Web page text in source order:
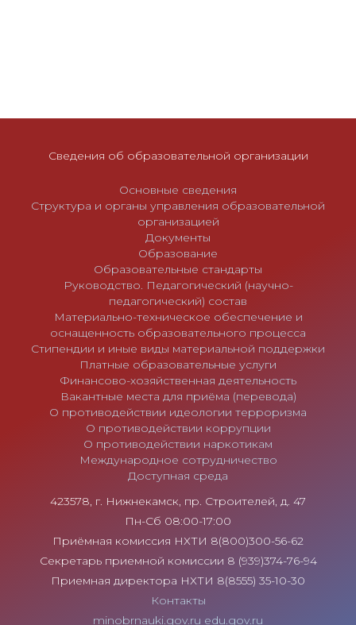
Сведения об образовательной организации
Основные сведения
Структура и органы управления образовательной
организацией
Документы
Образование
Образовательные стандарты
Руководство. Педагогический (научно-
педагогический) состав
Материально-техническое обеспечение и
оснащенность образовательного процесса
Стипендии и иные виды материальной поддержки
Платные образовательные услуги
Финансово-хозяйственная деятельность
Вакантные места для приёма (перевода)
О противодействии идеологии терроризма
О противодействии коррупции
О противодействии наркотикам
Международное сотрудничество
Доступная среда
423578, г. Нижнекамск, пр. Строителей, д. 47
Пн-Сб 08:00-17:00
Приёмная комиссия НХТИ 8(800)300-56-62
Секретарь приемной комиссии 8 (939)374-76-94
Приемная директора НХТИ 8(8555) 35-10-30
Контакты
minobrnauki.gov.ru edu.gov.ru